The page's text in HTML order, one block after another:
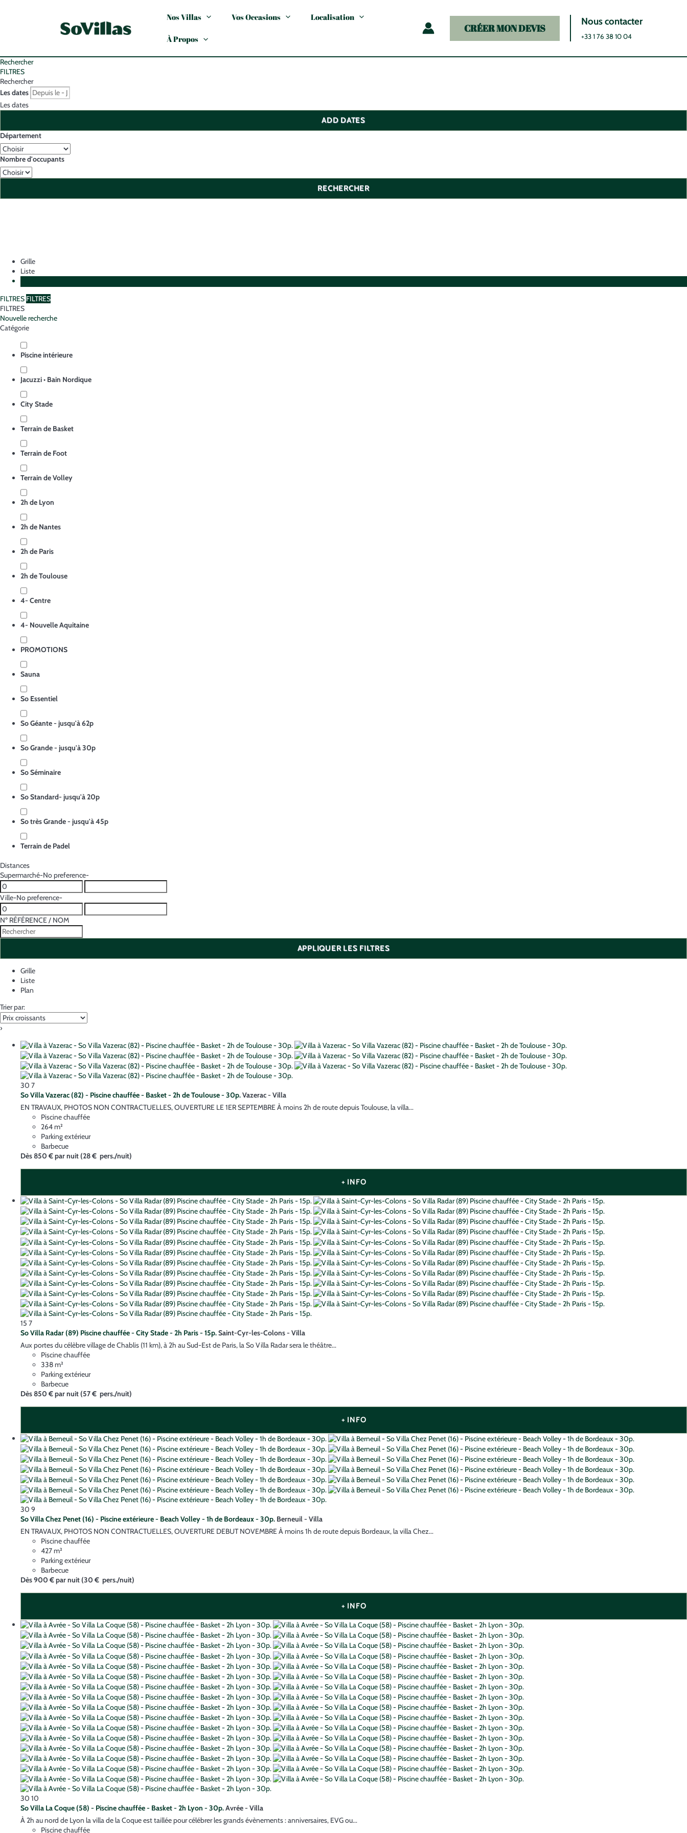
Nos Villas Vos Occasions Localisation
À Propos
CRÉER MON DEVIS
Nous contacter
+33 1 76 38 10 04
Rechercher
FILTRES
Rechercher
Les dates
Les dates
ADD DATES
Département
Nombre d'occupants
RECHERCHER
Grille
Liste
FILTRES FILTRES
FILTRES
Nouvelle recherche
Catégorie
Piscine intérieure
Jacuzzi • Bain Nordique
City Stade
Terrain de Basket
Terrain de Foot
Terrain de Volley
2h de Lyon
2h de Nantes
2h de Paris
2h de Toulouse
4- Centre
4- Nouvelle Aquitaine
PROMOTIONS
Sauna
So Essentiel
So Géante - jusqu'à 62p
So Grande - jusqu'à 30p
So Séminaire
So Standard- jusqu'à 20p
So très Grande - jusqu'à 45p
Terrain de Padel
Distances
Supermarché-No preference-
Ville-No preference-
Nº RÉFÉRENCE / NOM
APPLIQUER LES FILTRES
Grille
Liste
Plan
Trier par:
›
30 7
So Villa Vazerac (82) - Piscine chauffée - Basket - 2h de Toulouse - 30p.Vazerac - Villa
EN TRAVAUX, PHOTOS NON CONTRACTUELLES, OUVERTURE LE 1ER SEPTEMBRE À moins 2h de route depuis Toulouse, la villa...
Piscine chauffée
264 m²
Parking extérieur
Barbecue
Dès850 €par nuit(28 € pers./nuit)
+ INFO
15 7
So Villa Radar (89) Piscine chauffée - City Stade - 2h Paris - 15p.Saint-Cyr-les-Colons - Villa
Aux portes du célèbre village de Chablis (11 km), à 2h au Sud-Est de Paris, la So Villa Radar sera le théâtre...
Piscine chauffée
338 m²
Parking extérieur
Barbecue
Dès850 €par nuit(57 € pers./nuit)
+ INFO
30 9
So Villa Chez Penet (16) - Piscine extérieure - Beach Volley - 1h de Bordeaux - 30p. Berneuil - Villa
EN TRAVAUX, PHOTOS NON CONTRACTUELLES, OUVERTURE DEBUT NOVEMBRE À moins 1h de route depuis Bordeaux, la villa Chez...
Piscine chauffée
427 m²
Parking extérieur
Barbecue
Dès900 €par nuit(30 € pers./nuit)
+ INFO
30 10
So Villa La Coque (58) - Piscine chauffée - Basket - 2h Lyon - 30p.Avrée - Villa
À 2h au nord de Lyon la villa de la Coque est taillée pour célébrer les grands évènements : anniversaires, EVG ou...
Piscine chauffée